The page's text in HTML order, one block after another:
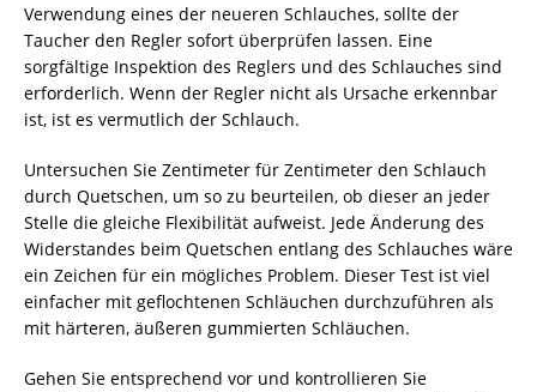
Verwendung eines der neueren Schlauches, sollte der
Taucher den Regler sofort überprüfen lassen. Eine
sorgfältige Inspektion des Reglers und des Schlauches sind
erforderlich. Wenn der Regler nicht als Ursache erkennbar
ist, ist es vermutlich der Schlauch.
Untersuchen Sie Zentimeter für Zentimeter den Schlauch
durch Quetschen, um so zu beurteilen, ob dieser an jeder
Stelle die gleiche Flexibilität aufweist. Jede Änderung des
Widerstandes beim Quetschen entlang des Schlauches wäre
ein Zeichen für ein mögliches Problem. Dieser Test ist viel
einfacher mit geflochtenen Schläuchen durchzuführen als
mit härteren, äußeren gummierten Schläuchen.
Gehen Sie entsprechend vor und kontrollieren Sie